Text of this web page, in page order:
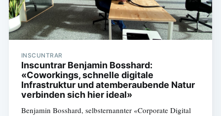
INSCUNTRAR
Inscuntrar Benjamin Bosshard:
«Coworkings, schnelle digitale
Infrastruktur und atemberaubende Natur
verbinden sich hier ideal»
Benjamin Bosshard, selbsternannter «Corporate Digital